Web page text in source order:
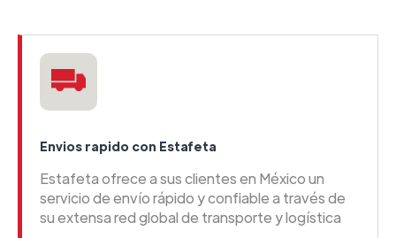
Envios rapido con Estafeta
Estafeta ofrece a sus clientes en México un
servicio de envío rápido y confiable a través de
su extensa red global de transporte y logística